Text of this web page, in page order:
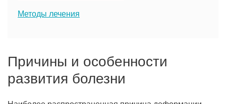
Методы лечения
Причины и особенности
развития болезни